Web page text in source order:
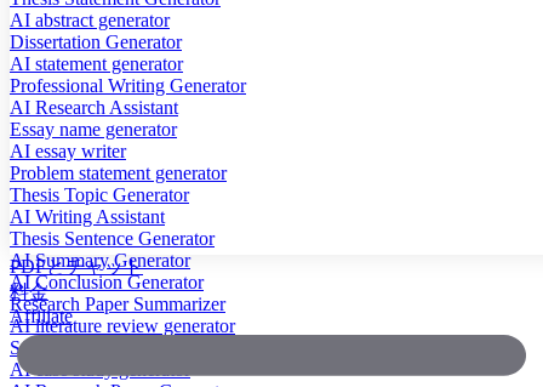
AI abstract generator
Dissertation Generator
AI statement generator
Professional Writing Generator
AI Research Assistant
Essay name generator
AI essay writer
Problem statement generator
Thesis Topic Generator
AI Writing Assistant
Thesis Sentence Generator
AI Summary Generator
AI Conclusion Generator
Research Paper Summarizer
AI literature review generator
Scientific Paper Summarizer
AI case study generator
PDFとチャット
料金
Affiliate